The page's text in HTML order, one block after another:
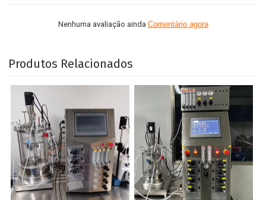
Nenhuma avaliação ainda Comentário agora
Produtos Relacionados